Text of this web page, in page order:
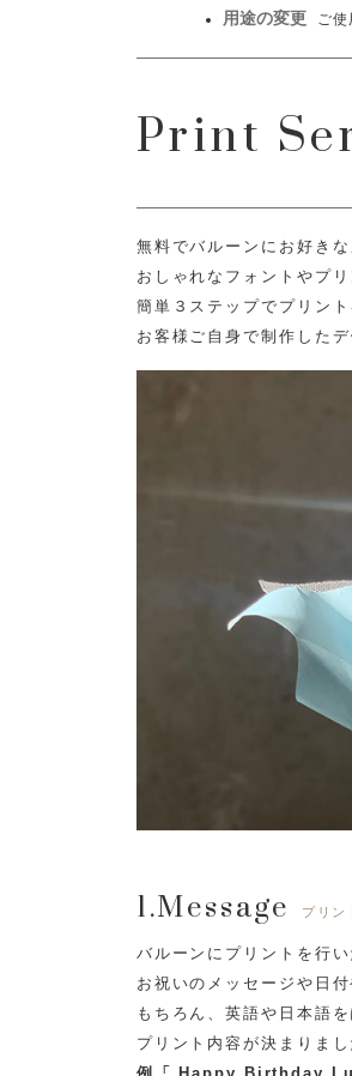
用途の変更 ご
Print
無料でバルーンにお好き
おしゃれなフォントやプ
簡単３ステップでプリン
お客様ご自身で制作した
1.Message プリン
バルーンにプリントを行
お祝いのメッセージや日
もちろん、英語や日本語
プリント内容が決まりまし